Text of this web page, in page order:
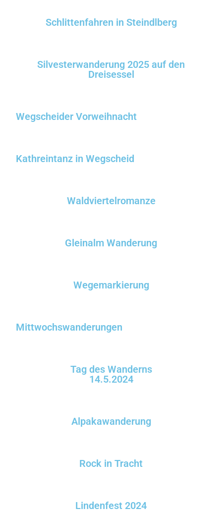
Schlittenfahren in Steindlberg
Silvesterwanderung 2025 auf den
Dreisessel
Wegscheider Vorweihnacht
Kathreintanz in Wegscheid
Waldviertelromanze
Gleinalm Wanderung
Wegemarkierung
Mittwochswanderungen
Tag des Wanderns
14.5.2024
Alpakawanderung​
Rock in Tracht
Lindenfest 2024